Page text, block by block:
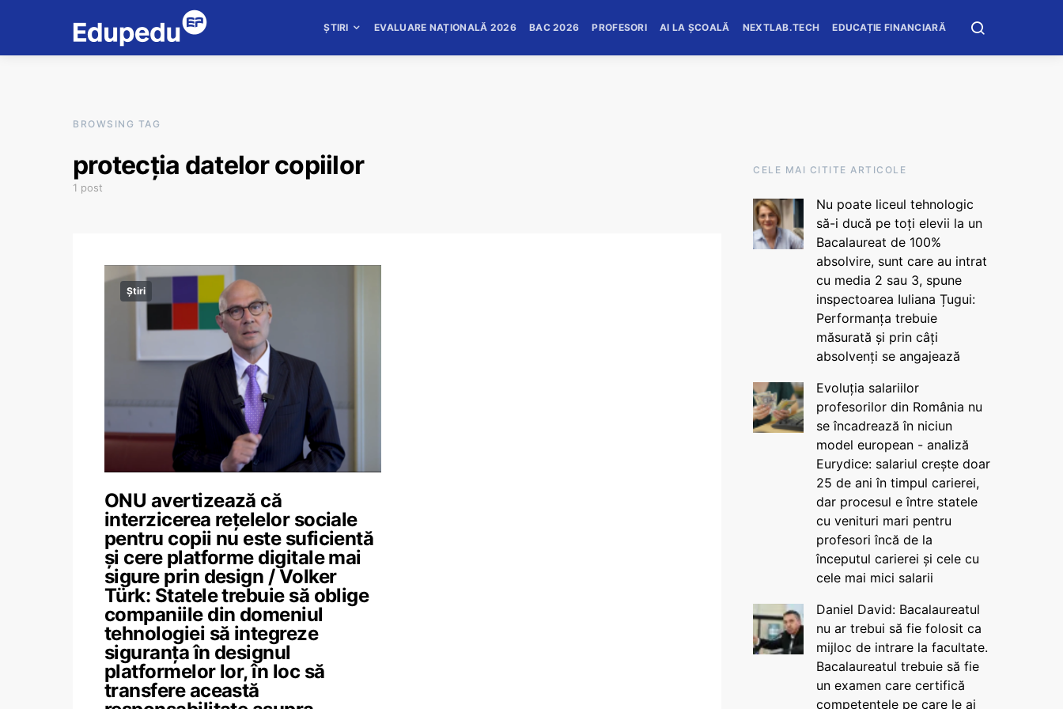
ȘTIRI EVALUARE NAȚIONALĂ 2026 BAC 2026 PROFESORI AI LA ȘCOALĂ NEXTLAB.TECH EDUCAȚIE FINANCIARĂ
BROWSING TAG
protecția datelor copiilor
1 post
Știri
ONU avertizează că
interzicerea rețelelor sociale
pentru copii nu este suficientă
și cere platforme digitale mai
sigure prin design / Volker
Türk: Statele trebuie să oblige
companiile din domeniul
tehnologiei să integreze
siguranța în designul
platformelor lor, în loc să
transfere această
CELE MAI CITITE ARTICOLE
Nu poate liceul tehnologic
să-i ducă pe toți elevii la un
Bacalaureat de 100%
absolvire, sunt care au intrat
cu media 2 sau 3, spune
inspectoarea Iuliana Țugui:
Performanța trebuie
măsurată și prin câți
absolvenți se angajează
Evoluția salariilor
profesorilor din România nu
se încadrează în niciun
model european - analiză
Eurydice: salariul crește doar
25 de ani în timpul carierei,
dar procesul e între statele
cu venituri mari pentru
profesori încă de la
începutul carierei și cele cu
cele mai mici salarii
Daniel David: Bacalaureatul
nu ar trebui să fie folosit ca
mijloc de intrare la facultate.
Bacalaureatul trebuie să fie
un examen care certifică
competențele pe care le ai